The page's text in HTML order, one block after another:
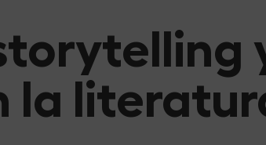
la